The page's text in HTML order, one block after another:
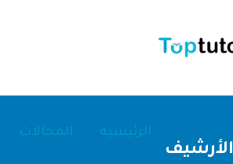
الرئيسية المجالات
الأرشيف